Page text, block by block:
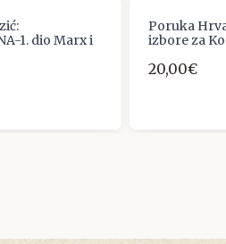
1. dio Marx i
Poruka
izbore za
20,00€